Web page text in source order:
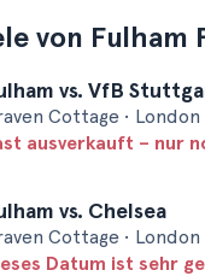
von Fulham
vs. VfB
Cottage • London
ausverkauft – nur
vs. Chelsea
Cottage • London
Datum ist sehr